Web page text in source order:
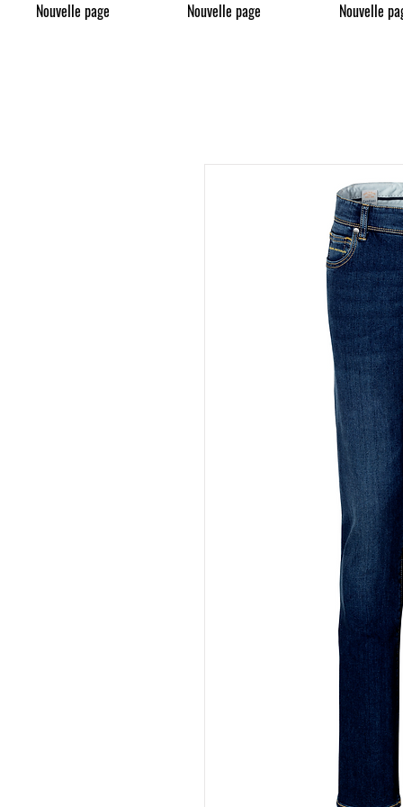
Nouvelle page Nouvelle page Nouvelle